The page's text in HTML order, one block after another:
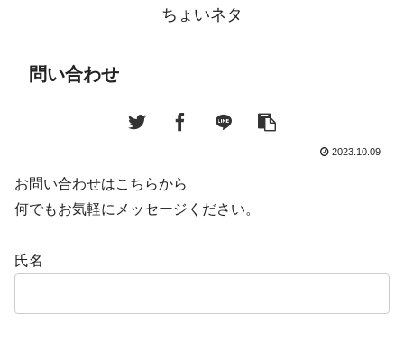
ちょいネタ
問い合わせ
2023.10.09
お問い合わせはこちらから
何でもお気軽にメッセージください。
氏名